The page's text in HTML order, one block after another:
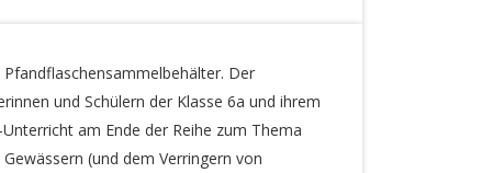
Der
und Schülern der Klasse 6a und ihrem
am Ende der Reihe zum Thema
(und dem Verringern von